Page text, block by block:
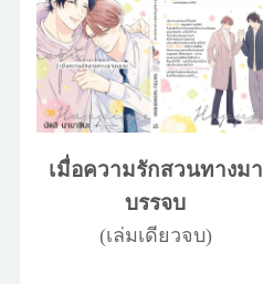
เมื่อความรักสวนทางมา
บรรจบ
(เล่มเดียวจบ)